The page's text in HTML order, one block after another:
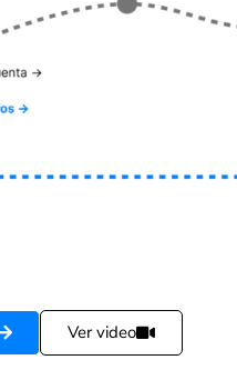
Ver video